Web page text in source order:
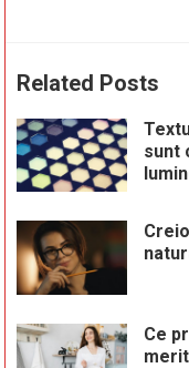
Related Posts
sunt
Ce